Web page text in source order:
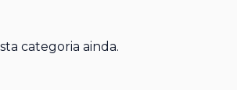
categoria ainda.